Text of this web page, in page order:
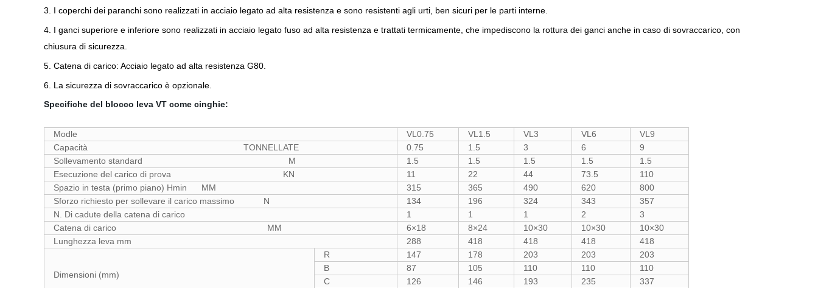
3. I coperchi dei paranchi sono realizzati in acciaio legato ad alta resistenza e sono resistenti agli urti, ben sicuri per le parti interne.
4. I ganci superiore e inferiore sono realizzati in acciaio legato fuso ad alta resistenza e trattati termicamente, che impediscono la rottura dei ganci anche in caso di sovraccarico, con
chiusura di sicurezza.
5. Catena di carico: Acciaio legato ad alta resistenza G80.
6. La sicurezza di sovraccarico è opzionale.
Specifiche del blocco leva VT come cinghie:
Modle VL0.75 VL1.5 VL3 VL6
VL9
Capacità TONNELLATE
0.75 1.5 3 6
9
Sollevamento standard M
1.5 1.5 1.5 1.5
1.5
Esecuzione del carico di prova KN
11 22 44 73.5
110
Spazio in testa (primo piano) Hmin MM
315 365 490 620
800
Sforzo richiesto per sollevare il carico massimo N
134 196 324 343
357
N. Di cadute della catena di carico
1 1 1 2
3
Catena di carico MM
6×18 8×24 10×30 10×30
10×30
Lunghezza leva mm
288 418 418 418 418
Dimensioni (mm)
R 147 178 203 203
203
B
87 105 110 110
110
C
126 146 193 235
337